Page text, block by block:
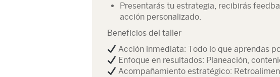
Presentarás tu estrategia, recibirás
acción personalizado.
Beneficios del taller
Acción inmediata: Todo lo que aprendas
Enfoque en resultados: Planeación,
Acompañamiento estratégico: